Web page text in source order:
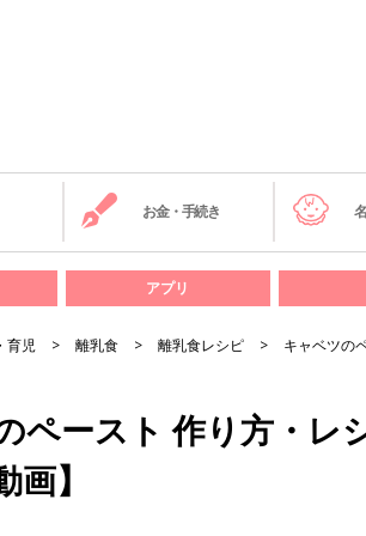
お金・手続き
アプリ
育児 離乳食 離乳食レシピ キャベツの
ペースト 作り方・レ
】